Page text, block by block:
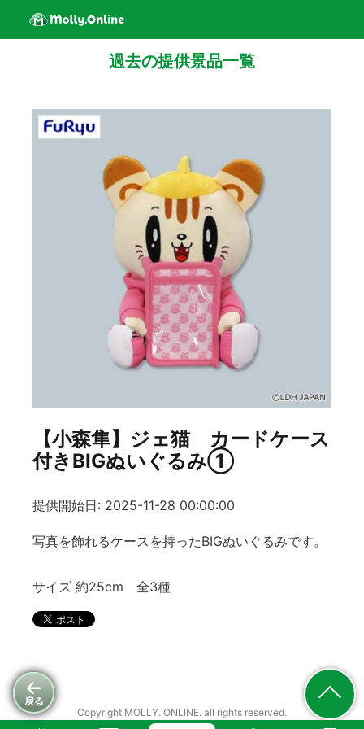
戻る
過去の提供景品一覧
【小森隼】ジェ猫 カードケース
付きBIGぬいぐるみ①
提供開始日: 2025-11-28 00:00:00
写真を飾れるケースを持ったBIGぬいぐるみです。
サイズ 約25cm 全3種
Copyright MOLLY. ONLINE. all rights reserved.